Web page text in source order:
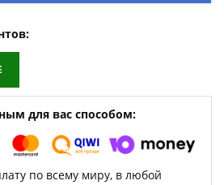
для вас способом:
по всему миру, в любой